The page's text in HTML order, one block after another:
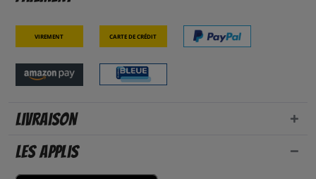
Virement Carte de crédit
Livraison
Les applis